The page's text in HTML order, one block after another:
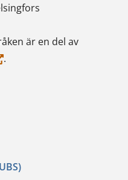
är en del av
.